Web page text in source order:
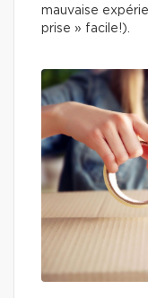
mauvaise
prise » facile!).